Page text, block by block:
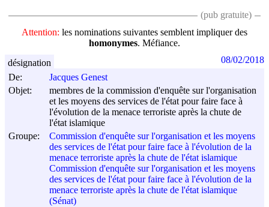
(pub gratuite)
Attention: les nominations suivantes semblent impliquer des
homonymes. Méfiance.
De:
Jacques Genest
Objet:
membres de la commission d'enquête sur l'organisation
et les moyens des services de l'état pour faire face à
l'évolution de la menace terroriste après la chute de
l'état islamique
Groupe:
Commission d'enquête sur l'organisation et les moyens
des services de l'état pour faire face à l'évolution de la
menace terroriste après la chute de l'état islamique
Commission d'enquête sur l'organisation et les moyens
des services de l'état pour faire face à l'évolution de la
menace terroriste après la chute de l'état islamique
(Sénat)
désignation 08/02/2018